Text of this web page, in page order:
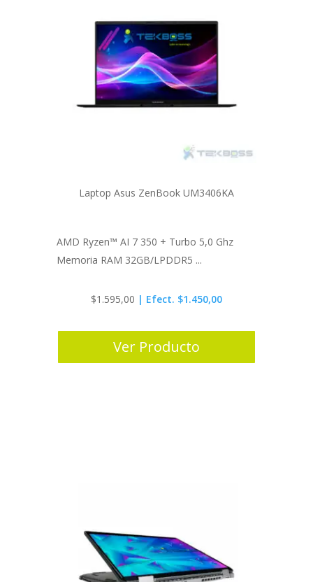
Laptop Asus ZenBook UM3406KA
AMD Ryzen™ AI 7 350 + Turbo 5,0 Ghz
Memoria RAM 32GB/LPDDR5 ...
$1.595,00 | Efect. $1.450,00
Ver Producto